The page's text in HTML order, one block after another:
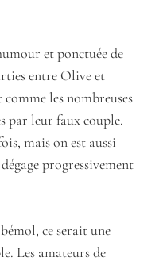
et ponctuée de
entre Olive et
les nombreuses
par leur faux couple.
mais on est aussi
progressivement
ce serait une
Les amateurs de